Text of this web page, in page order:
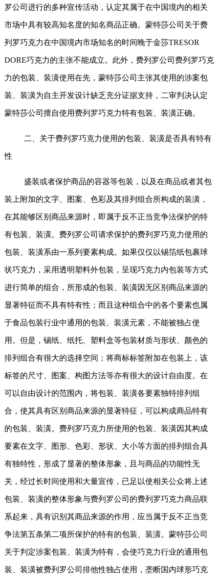
罗公司进行的多种宣传活动，认定其属于在中国境内的相关
市场中具有较高知名度的知名商品正确。蒙特莎公司关于费
列罗巧克力在中国境内市场知名的时间晚于金莎TRESOR
DORE巧克力的主张不能成立。此外，费列罗公司费列罗巧克
力的包装、装潢使用在先，蒙特莎公司主张其使用的涉案包
装、装潢为自主开发设计缺乏充分证据支持，二审判决认定
蒙特莎公司擅自使用费列罗巧克力特有包装、装潢正确。
二、关于费列罗巧克力使用的包装、装潢是否具有特有
性
盛装或者保护商品的容器等包装，以及在商品或者其包
装上附加的文字、图案、色彩及其排列组合所构成的装潢，
在其能够区别商品来源时，即属于反不正当竞争法保护的特
有包装、装潢。费列罗公司请求保护的费列罗巧克力使用的
包装、装潢系由一系列要素构成。如果仅仅以锡箔纸包裹球
状巧克力，采用透明塑料外包装，呈现巧克力内包装等方式
进行简单的组合，所形成的包装、装潢因无区别商品来源的
显著特征而不具有特有性；而且这种组合中的各个要素也属
于食品包装行业中通用的包装、装潢元素，不能被独占使
用。但是，锡纸、纸托、塑料盒等包装材质与形状、颜色的
排列组合有很大的选择空间；将商标标签附加在包装上，该
标签的尺寸、图案、构图方法等亦有很大的设计自由度。在
可以自由设计的范围内，将包装、装潢各要素独特排列组
合，使其具有区别商品来源的显著特征，可以构成商品特有
的包装、装潢。费列罗巧克力所使用的包装、装潢因其构成
要素在文字、图形、色彩、形状、大小等方面的排列组合具
有独特性，形成了显著的整体形象，且与商品的功能性无
关，经过长时间使用和大量宣传，已足以使相关公众将上述
包装、装潢的整体形象与费列罗公司的费列罗巧克力商品联
系起来，具有识别其商品来源的作用，应当属于反不正当竞
争法第五条第二项所保护的特有的包装、装潢。蒙特莎公司
关于判定涉案包装、装潢为特有，会使巧克力行业的通用包
装、装潢被费列罗公司排他性独占使用，垄断国内球形巧克